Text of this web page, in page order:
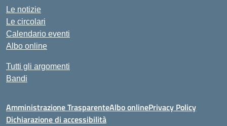
Le notizie
Le circolari
Calendario eventi
Albo online
Tutti gli argomenti
Bandi
Amministrazione TrasparenteAlbo onlinePrivacy Policy
Dichiarazione di accessibilità